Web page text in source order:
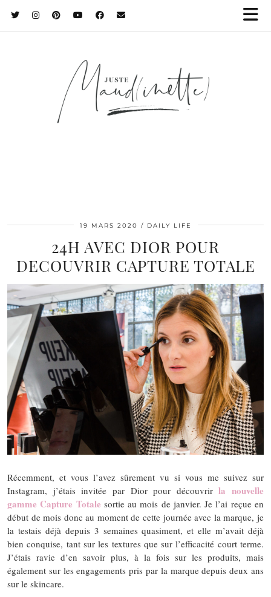
19 MARS 2020 DAILY LIFE
24H AVEC DIOR POUR
DECOUVRIR CAPTURE TOTALE
Récemment, et vous l’avez sûrement vu si vous me suivez sur
Instagram, j’étais invitée par Dior pour découvrirla nouvelle
gamme Capture Totale sortie au mois de janvier. Je l’ai reçue en
début de mois donc au moment de cette journée avec la marque, je
la testais déjà depuis 3 semaines quasiment, et elle m’avait déjà
bien conquise, tant sur les textures que sur l’efficacité court terme.
J’étais ravie d’en savoir plus, à la fois sur les produits, mais
également sur les engagements pris par la marque depuis deux ans
sur le skincare.